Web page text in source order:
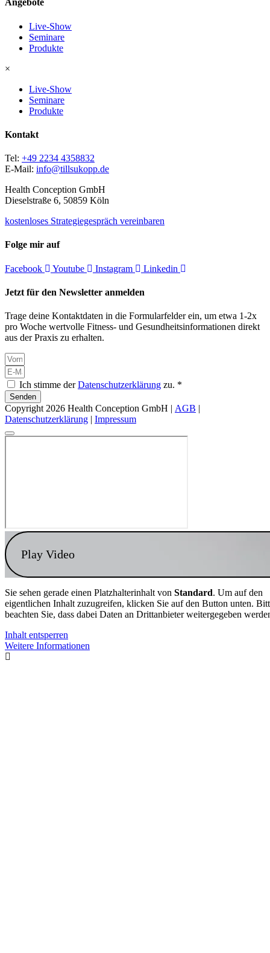
Angebote
Live-Show
Seminare
Produkte
×
Live-Show
Seminare
Produkte
Kontakt
Tel: +49 2234 4358832
E-Mail: info@tillsukopp.de
Health Conception GmbH
Dieselstraße 6, 50859 Köln
kostenloses Strategiegespräch vereinbaren
Folge mir auf
Facebook Youtube Instagram Linkedin
Jetzt für den Newsletter anmelden
Trage deine Kontaktdaten in die Formularfelder ein, um etwa 1-2x
pro Woche wertvolle Fitness- und Gesundheitsinformationen direkt
aus der Praxis zu erhalten.
Ich stimme derDatenschutzerklärung zu. *
Senden
Copyright 2026 Health Conception GmbH | AGB |
Datenschutzerklärung | Impressum
Play Video
Sie sehen gerade einen Platzhalterinhalt von Standard. Um auf den
eigentlichen Inhalt zuzugreifen, klicken Sie auf den Button unten.
beachten Sie, dass dabei Daten an Drittanbieter weitergegeben
Inhalt entsperren
Weitere Informationen